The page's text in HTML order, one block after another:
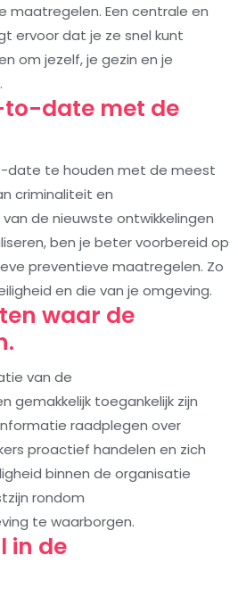
maatregelen. Een centrale en
ervoor dat je ze snel kunt
om jezelf, je gezin en je
to-date met de
date te houden met de meest
criminaliteit en
de nieuwste ontwikkelingen
ben je beter voorbereid op
preventieve maatregelen. Zo
en die van je omgeving.
waar de
van de
gemakkelijk toegankelijk zijn
raadplegen over
proactief handelen en zich
binnen de organisatie
rondom
te waarborgen.
in de